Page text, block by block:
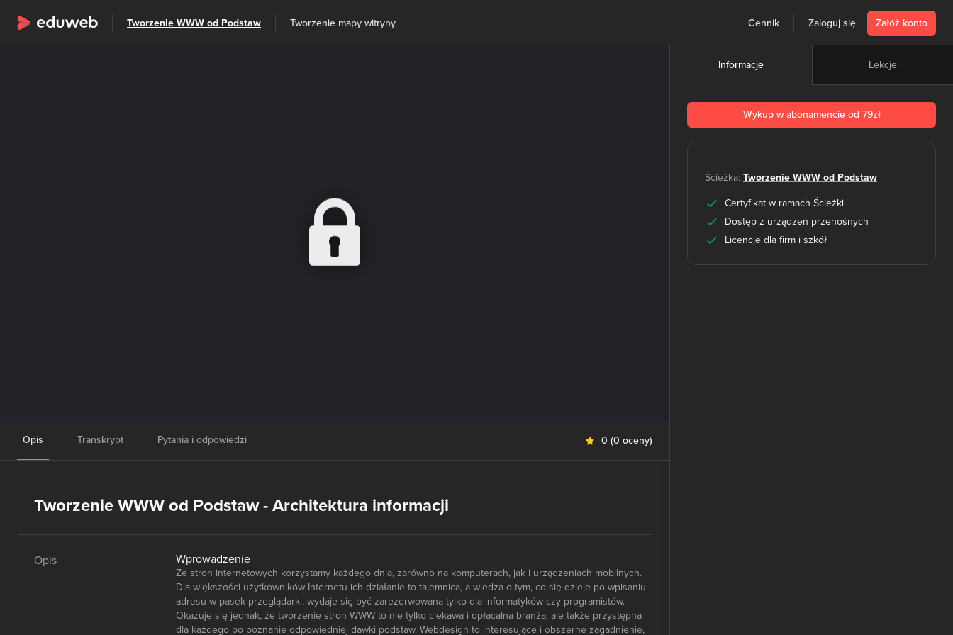
Wszystkie kategorie Szkolenia
Tworzenie WWW od Podstaw Tworzenie mapy witryny Cennik Zaloguj się Załóż konto
Opis Transkrypt Pytania i odpowiedzi 0 (0 oceny)
Tworzenie WWW od Podstaw - Architektura informacji
Opis Wprowadzenie
Ze stron internetowych korzystamy każdego dnia, zarówno na komputerach, jak i urządzeniach mobilnych.
Dla większości użytkowników Internetu ich działanie to tajemnica, a wiedza o tym, co się dzieje po wpisaniu
adresu w pasek przeglądarki, wydaje się być zarezerwowana tylko dla informatyków czy programistów.
Okazuje się jednak, że tworzenie stron WWW to nie tylko ciekawa i opłacalna branża, ale także przystępna
dla każdego po poznanie odpowiedniej dawki podstaw. Webdesign to interesujące i obszerne zagadnienie,
Informacje Lekcje
Wykup w abonamencie od 79zł
Ścieżka: Tworzenie WWW od Podstaw
Certyfikat w ramach Ścieżki
Dostęp z urządzeń przenośnych
Licencje dla firm i szkół